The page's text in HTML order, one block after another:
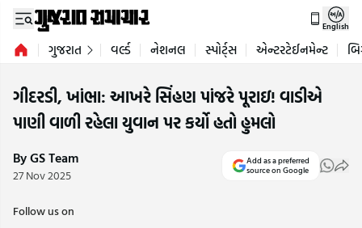
English
ગુજરાત વર્લ્ડ નેશનલ સ્પોર્ટ્સ એન્ટરટેઈનમેન્ટ
ગીદરડી, ખાંભા: આખરે સિંહણ પાંજરે પૂરાઇ! વાડીએ
પાણી વાળી રહેલા યુવાન પર કર્યો હતો હુમલો
By GS Team
27 Nov 2025
Add as a preferred
source on Google
Follow us on